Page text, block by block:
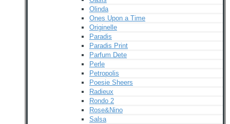
Olinda
Ones Upon a Time
Originelle
Paradis
Paradis Print
Parfum Dete
Perle
Petropolis
Poesie Sheers
Radieux
Rondo 2
Rose&Nino
Salsa